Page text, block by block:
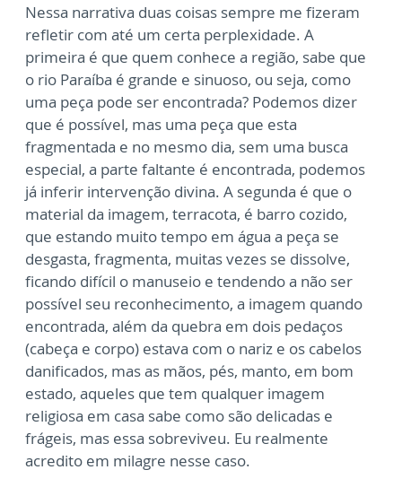
Nessa narrativa duas coisas sempre me fizeram
refletir com até um certa perplexidade. A
primeira é que quem conhece a região, sabe que
o rio Paraíba é grande e sinuoso, ou seja, como
uma peça pode ser encontrada? Podemos dizer
que é possível, mas uma peça que esta
fragmentada e no mesmo dia, sem uma busca
especial, a parte faltante é encontrada, podemos
já inferir intervenção divina. A segunda é que o
material da imagem, terracota, é barro cozido,
que estando muito tempo em água a peça se
desgasta, fragmenta, muitas vezes se dissolve,
ficando difícil o manuseio e tendendo a não ser
possível seu reconhecimento, a imagem quando
encontrada, além da quebra em dois pedaços
(cabeça e corpo) estava com o nariz e os cabelos
danificados, mas as mãos, pés, manto, em bom
estado, aqueles que tem qualquer imagem
religiosa em casa sabe como são delicadas e
frágeis, mas essa sobreviveu. Eu realmente
acredito em milagre nesse caso.